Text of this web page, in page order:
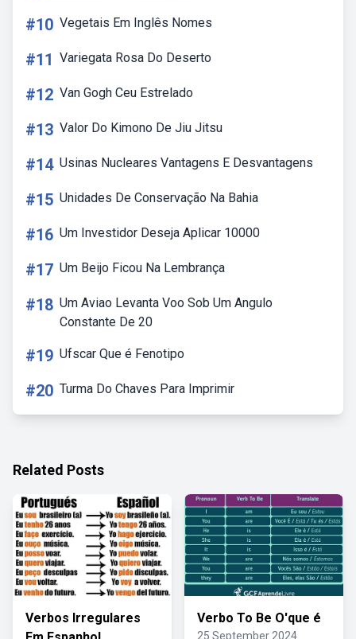
#10 Vegetais Em Inglês Nomes
#11 Variegata Rosa Do Deserto
#12 Van Gogh Ceu Estrelado
#13 Valor Do Kimono De Jiu Jitsu
#14 Usinas Nucleares Vantagens E Desvantagens
#15 Unidades De Conservação Na Bahia
#16 Um Investidor Deseja Aplicar 10000
#17 Um Beijo Ficou Na Lembrança
#18 Um Aviao Levanta Voo Sob Um Angulo
Constante De 20
#19 Ufscar Que é Fenotipo
#20 Turma Do Chaves Para Imprimir
Related Posts
Verbos Irregulares
Verbo To Be O'que é
25 September 2024